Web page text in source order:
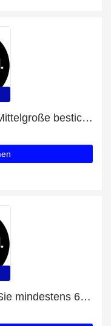
Erhalten Sie 34% Rabatt für Mittelgroße bestickte Tasche
Geben Sie aus und erhalten Sie mindestens 6% Rabatt für T-Shirts